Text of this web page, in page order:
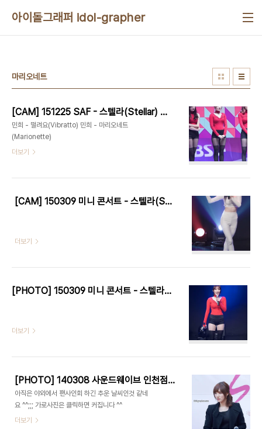
아이돌그래퍼 idol-grapher
마리오네트
[CAM] 151225 SAF - 스텔라(Stellar) by Harry
민희 - 떨려요(Vibratto) 민희 - 마리오네트
(Marionette)
더보기
[CAM] 150309 미니 콘서트 - 스텔라(STELLAR) by EPOXY
더보기
[PHOTO] 150309 미니 콘서트 - 스텔라(STELLAR) by EPOXY
더보기
[PHOTO] 140308 사운드웨이브 인천점 팬사인회 - 스텔라 by EPOXY
아직은 야외에서 팬사인회 하긴 추운 날씨인것 같네
요 ^^;;; 가로사진은 클릭하면 커집니다 ^^
더보기